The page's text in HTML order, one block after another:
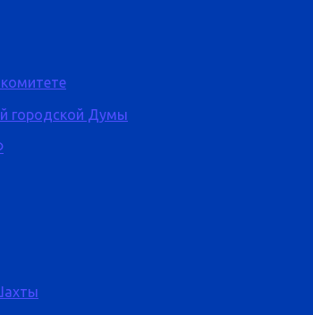
городской Думы